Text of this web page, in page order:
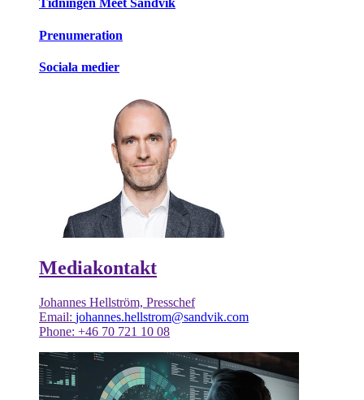
Tidningen Meet Sandvik
Prenumeration
Sociala medier
Mediakontakt
Johannes Hellström, Presschef
Email: johannes.hellstrom@sandvik.com
Phone: +46 70 721 10 08